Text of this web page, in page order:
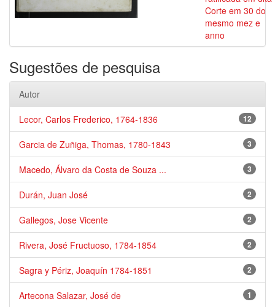
Corte em 30 do
mesmo mez e
anno
Sugestões de pesquisa
Autor
12
Lecor, Carlos Frederico, 1764-1836
3
Garcia de Zuñiga, Thomas, 1780-1843
3
Macedo, Álvaro da Costa de Souza ...
2
Durán, Juan José
2
Gallegos, Jose Vicente
2
Rivera, José Fructuoso, 1784-1854
2
Sagra y Périz, Joaquín 1784-1851
1
Artecona Salazar, José de